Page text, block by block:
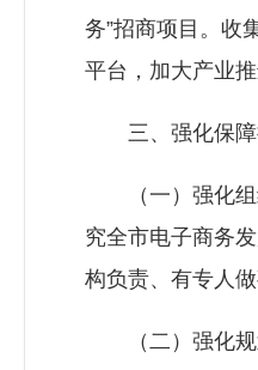
务”招商项目。收
平台，加大产业
三、强化保障
（一）强化组
究全市电子商务
构负责、有专人
（二）强化规